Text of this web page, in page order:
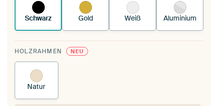
Schwarz Gold Weiß Aluminium
HOLZRAHMEN NEU
Natur